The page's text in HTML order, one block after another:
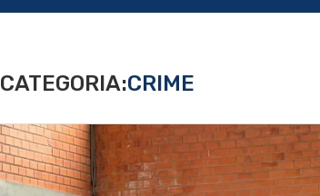
CATEGORIA:CRIME